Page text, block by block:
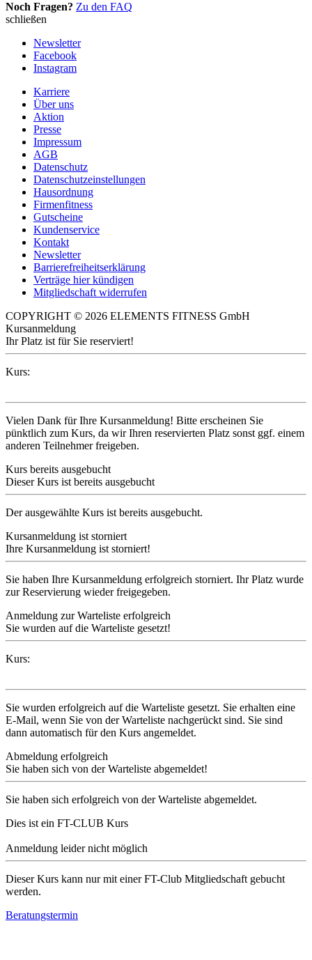
Noch Fragen? Zu den FAQ
schließen
Newsletter
Facebook
Instagram
Karriere
Über uns
Aktion
Presse
Impressum
AGB
Datenschutz
Datenschutzeinstellungen
Hausordnung
Firmenfitness
Gutscheine
Kundenservice
Kontakt
Newsletter
Barrierefreiheitserklärung
Verträge hier kündigen
Mitgliedschaft widerrufen
COPYRIGHT © 2026 ELEMENTS FITNESS GmbH
Kursanmeldung
Ihr Platz ist für Sie reserviert!
Kurs:
Vielen Dank für Ihre Kursanmeldung! Bitte erscheinen Sie
pünktlich zum Kurs, da wir Ihren reservierten Platz sonst ggf. einem
anderen Teilnehmer freigeben.
Kurs bereits ausgebucht
Dieser Kurs ist bereits ausgebucht
Der ausgewählte Kurs ist bereits ausgebucht.
Kursanmeldung ist storniert
Ihre Kursanmeldung ist storniert!
Sie haben Ihre Kursanmeldung erfolgreich storniert. Ihr Platz wurde
zur Reservierung wieder freigegeben.
Anmeldung zur Warteliste erfolgreich
Sie wurden auf die Warteliste gesetzt!
Kurs:
Sie wurden erfolgreich auf die Warteliste gesetzt. Sie erhalten eine
E-Mail, wenn Sie von der Warteliste nachgerückt sind. Sie sind
dann automatisch für den Kurs angemeldet.
Abmeldung erfolgreich
Sie haben sich von der Warteliste abgemeldet!
Sie haben sich erfolgreich von der Warteliste abgemeldet.
Dies ist ein FT-CLUB Kurs
Anmeldung leider nicht möglich
Dieser Kurs kann nur mit einer FT-Club Mitgliedschaft gebucht
werden.
Beratungstermin